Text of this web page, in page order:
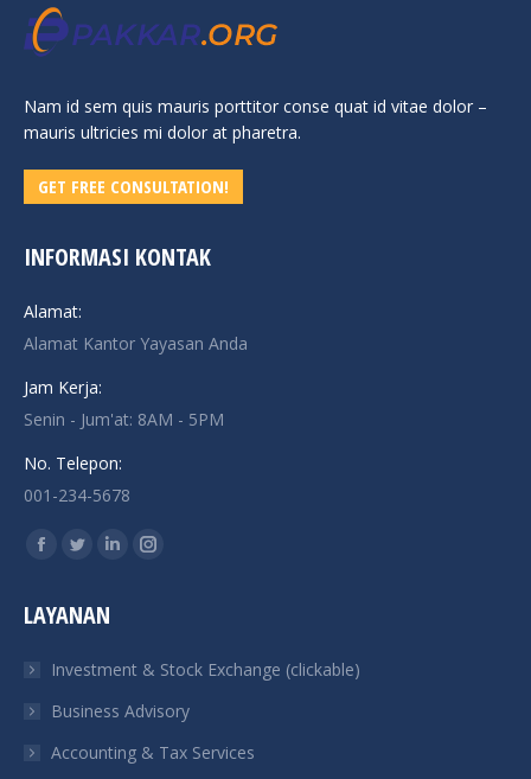
Nam id sem quis mauris porttitor conse quat id vitae dolor –
mauris ultricies mi dolor at pharetra.
GET FREE CONSULTATION!
INFORMASI KONTAK
Alamat:
Alamat Kantor Yayasan Anda
Jam Kerja:
Senin - Jum'at: 8AM - 5PM
No. Telepon:
001-234-5678
Find us on:
Facebook
opens
new
window
Twitter
opens
new
window
Linkedin
new
window
Instagram
new
window
LAYANAN
Investment & Stock Exchange (clickable)
Business Advisory
Accounting & Tax Services